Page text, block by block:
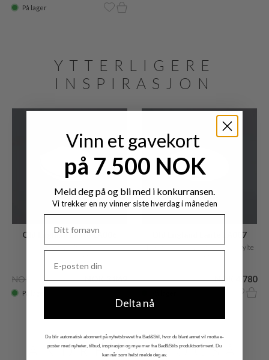
På lager
YTTERLIGERE
INSPIRASJON
Old England Lante LA006
Toalettsete, hvit, soft close,
NOK 4.360 NOK 3.869
På lager
Old England Lante LA007
Toalettsete, hvit, Soft-Close, forgylte
NOK 6.570 NOK 4.780
ANDRE HAR OGSÅ
Vinn et gavekort
på 7.500 NOK
Meld deg på og bli med i konkurransen.
Vi trekker en ny vinner siste hverdag i måneden
Delta nå
Du blir automatisk abonnent på nyhetsbrevet fra Bad&Stil, hvor du blant annet vil motta e-
poster med nyheter, tilbud, inspirasjon og mye mer fra Bad&Stils produktsortiment. Du
kan når som helst melde deg av.